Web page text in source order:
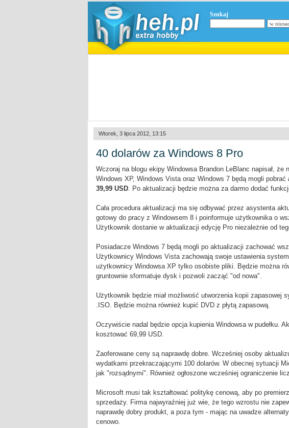
Szukaj
Wtorek, 3 lipca 2012, 13:15
40 dolarów za Windows 8 Pro
Wczoraj na blogu ekipy Windowsa Brandon LeBlanc napisał,
Windows XP, Windows Vista oraz Windows 7 będą mogli pobrać
39,99 USD. Po aktualizacji będzie można za darmo dodać
Cała procedura aktualizacji ma się odbywać przez asystenta
gotowy do pracy z Windowsem 8 i poinformuje użytkownika o
Użytkownik dostanie w aktualizacji edycję Pro niezależnie od
Posiadacze Windows 7 będą mogli po aktualizacji zachować
Użytkownicy Windows Vista zachowają swoje ustawienia
użytkownicy Windowsa XP tylko osobiste pliki. Będzie można
gruntownie sformatuje dysk i pozwoli zacząć "od nowa".
Użytkownik będzie miał możliwość utworzenia kopii zapasowej
.ISO. Będzie można również kupić DVD z płytą zapasową.
Oczywiście nadal będzie opcja kupienia Windowsa w pudełku.
kosztować 69,99 USD.
Zaoferowane ceny są naprawdę dobre. Wcześniej osoby
wydatkami przekraczającymi 100 dolarów. W obecnej sytuacji
jak "rozsądnymi". Również ogłoszone wcześniej ograniczenie
Microsoft musi tak kształtować politykę cenową, aby po
sprzedaży. Firma najwyraźniej już wie, że tego wzrostu nie
naprawdę dobry produkt, a poza tym - mając na uwadze
cenowo.